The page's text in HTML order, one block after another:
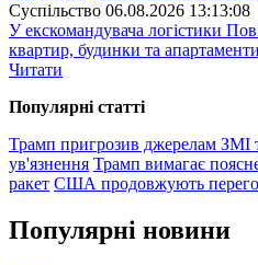
Суспiльство 06.08.2026 13:13:08
У екскомандувача логістики
квартир, будинки та
Читати
Популярнi статтi
Трамп пригрозив джерелам ЗМІ
ув'язнення Трамп вимагає
ракет США продовжують
Популярнi новини